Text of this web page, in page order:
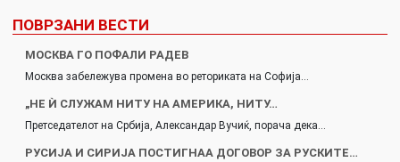
ПОВРЗАНИ ВЕСТИ
МОСКВА ГО ПОФАЛИ РАДЕВ
Москва забележува промена во реториката на Софија…
„НЕ Ѝ СЛУЖАМ НИТУ НА АМЕРИКА, НИТУ…
Претседателот на Србија, Александар Вучиќ, порача дека…
РУСИЈА И СИРИЈА ПОСТИГНАА ДОГОВОР ЗА РУСКИТЕ…